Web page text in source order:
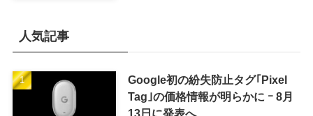
人気記事
Google初の紛失防止タグ｢Pixel
Tag｣の価格情報が明らかに ｰ 8月
13日に発表へ